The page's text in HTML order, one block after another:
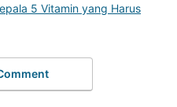
5 Vitamin yang Harus